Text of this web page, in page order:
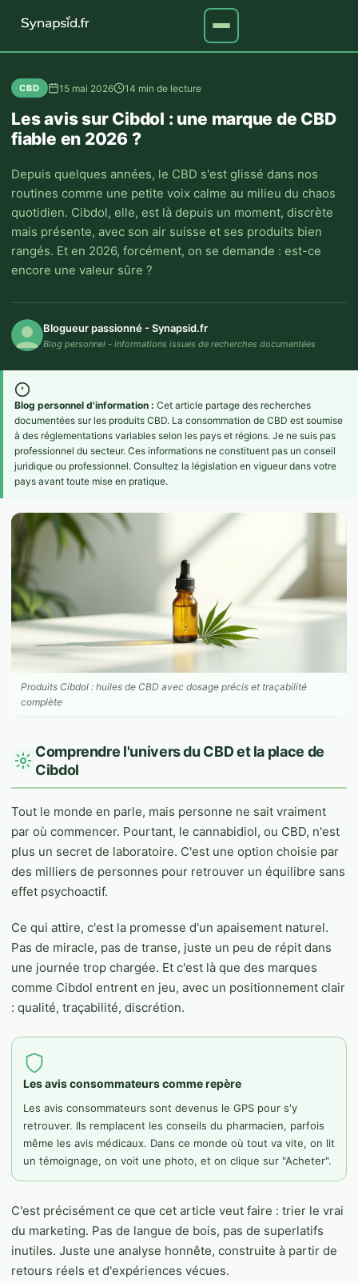
CBD 15 mai 2026 14 min de lecture
Les avis sur Cibdol : une marque de CBD
fiable en 2026 ?
Depuis quelques années, le CBD s'est glissé dans nos
routines comme une petite voix calme au milieu du chaos
quotidien. Cibdol, elle, est là depuis un moment, discrète
mais présente, avec son air suisse et ses produits bien
rangés. Et en 2026, forcément, on se demande : est-ce
encore une valeur sûre ?
Blogueur passionné - Synapsid.fr
Blog personnel - informations issues de recherches documentées
Blog personnel d'information : Cet article partage des recherches
documentées sur les produits CBD. La consommation de CBD est soumise
à des réglementations variables selon les pays et régions. Je ne suis pas
professionnel du secteur. Ces informations ne constituent pas un conseil
juridique ou professionnel. Consultez la législation en vigueur dans votre
pays avant toute mise en pratique.
Produits Cibdol : huiles de CBD avec dosage précis et traçabilité
complète
Comprendre l'univers du CBD et la place de
Cibdol
Tout le monde en parle, mais personne ne sait vraiment
par où commencer. Pourtant, le cannabidiol, ou CBD, n'est
plus un secret de laboratoire. C'est une option choisie par
des milliers de personnes pour retrouver un équilibre sans
effet psychoactif.
Ce qui attire, c'est la promesse d'un apaisement naturel.
Pas de miracle, pas de transe, juste un peu de répit dans
une journée trop chargée. Et c'est là que des marques
comme Cibdol entrent en jeu, avec un positionnement clair
: qualité, traçabilité, discrétion.
Les avis consommateurs comme repère
Les avis consommateurs sont devenus le GPS pour s'y
retrouver. Ils remplacent les conseils du pharmacien, parfois
même les avis médicaux. Dans ce monde où tout va vite, on lit
un témoignage, on voit une photo, et on clique sur "Acheter".
C'est précisément ce que cet article veut faire : trier le vrai
du marketing. Pas de langue de bois, pas de superlatifs
inutiles. Juste une analyse honnête, construite à partir de
retours réels et d'expériences vécues.